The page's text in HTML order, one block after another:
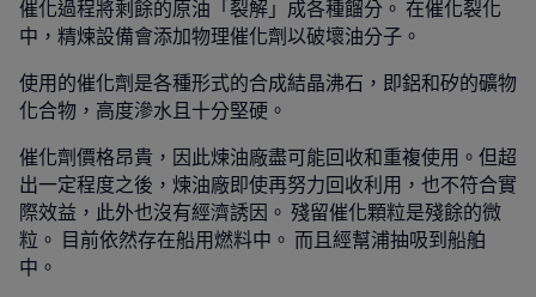
催化過程將剩餘的原油「裂解」成各種餾分。 在催化裂化
中，精煉設備會添加物理催化劑以破壞油分子。
使用的催化劑是各種形式的合成結晶沸石，即鋁和矽的礦物
化合物，高度滲水且十分堅硬。
催化劑價格昂貴，因此煉油廠盡可能回收和重複使用。但超
出一定程度之後，煉油廠即使再努力回收利用，也不符合實
際效益，此外也沒有經濟誘因。 殘留催化顆粒是殘餘的微
粒。 目前依然存在船用燃料中。 而且經幫浦抽吸到船舶
中。